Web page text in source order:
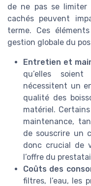
de ne pas se limiter
cachés peuvent
terme. Ces
gestion globale du
Entretien et
qu’elles
nécessitent un
qualité des
matériel.
maintenance,
de souscrire un
donc crucial de
l’offre du
Coûts des
filtres, l’eau, les